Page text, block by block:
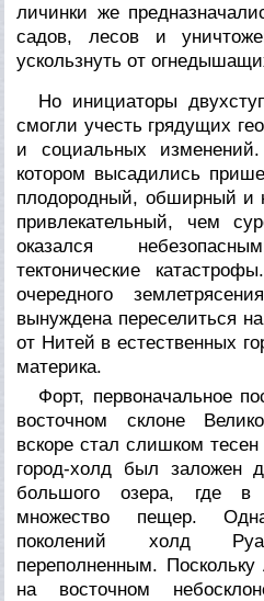
личинки же
садов, лесов и
ускользнуть от
Но инициаторы
смогли учесть грядущих
и социальных
котором высадились
плодородный, обширный и
привлекательный, чем
оказался
тектонические
очередного
вынуждена переселиться
от Нитей в естественных
материка.
Форт, первоначальное
восточном склоне
вскоре стал слишком
город-холд был заложен
большого озера, где в
множество пещер.
поколений холд
переполненным.
на восточном